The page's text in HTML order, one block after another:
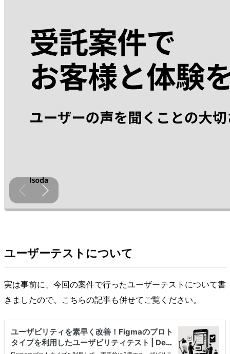
ユーザーテストについて
実は事前に、今回の案件で行ったユーザーテストについて書
きましたので、こちらの記事も併せてご覧ください。